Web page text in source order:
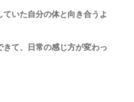
ていた自分の体と向き合うよ
きて、日常の感じ方が変わっ